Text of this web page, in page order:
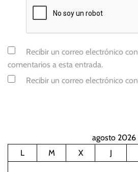
Recibir un correo electrónico
comentarios a esta entrada.
Recibir un correo electrónico
agosto 2026
L
M X J